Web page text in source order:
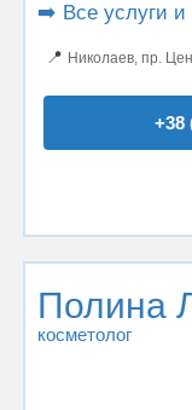
➡️ Все услуги и
📍 Николаев, пр.
+38
Полина
косметолог